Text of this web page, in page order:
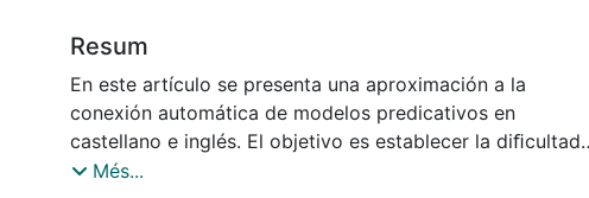
Resum
En este artículo se presenta una aproximación a la
conexión automática de modelos predicativos en
castellano e inglés. El objetivo es establecer la diﬁcultad
de la tarea y medir el rendimiento de diferentes técnicas y
Més...